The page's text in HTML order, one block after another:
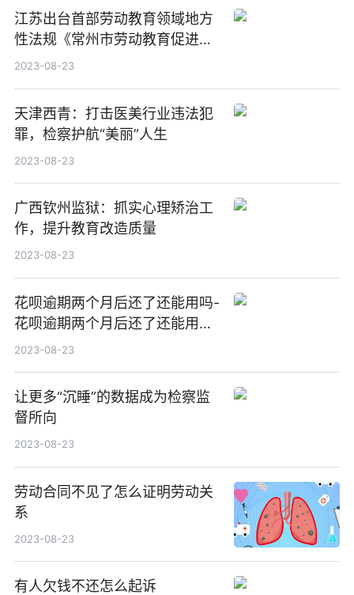
江苏出台首部劳动教育领域地方
性法规《常州市劳动教育促进条
例》
2023-08-23
天津西青：打击医美行业违法犯
罪，检察护航“美丽”人生
2023-08-23
广西钦州监狱：抓实心理矫治工
作，提升教育改造质量
2023-08-23
花呗逾期两个月后还了还能用吗-
花呗逾期两个月后还了还能用吗
怎么办
2023-08-23
让更多“沉睡”的数据成为检察监
督所向
2023-08-23
劳动合同不见了怎么证明劳动关
系
2023-08-23
有人欠钱不还怎么起诉